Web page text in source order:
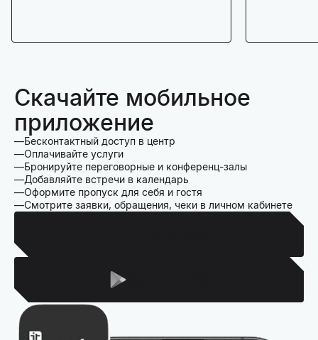
Скачайте мобильное
приложение
Бесконтактный доступ в центр
Оплачивайте услуги
Бронируйте переговорные и конференц-залы
Добавляйте встречи в календарь
Оформите пропуск для себя и гостя
Смотрите заявки, обращения, чеки в личном кабинете